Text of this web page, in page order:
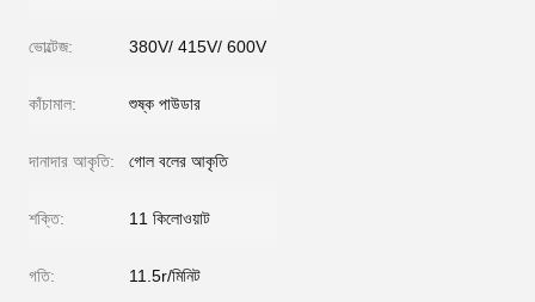
ভোল্টেজ: 380V/ 415V/ 600V
কাঁচামাল: শুষ্ক পাউডার
দানাদার আকৃতি: গোল বলের আকৃতি
শক্তি: 11 কিলোওয়াট
গতি: 11.5r/মিনিট